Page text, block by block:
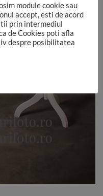
module cookie sau
accept, esti de acord
prin intermediul
de Cookies poti afla
despre posibilitatea